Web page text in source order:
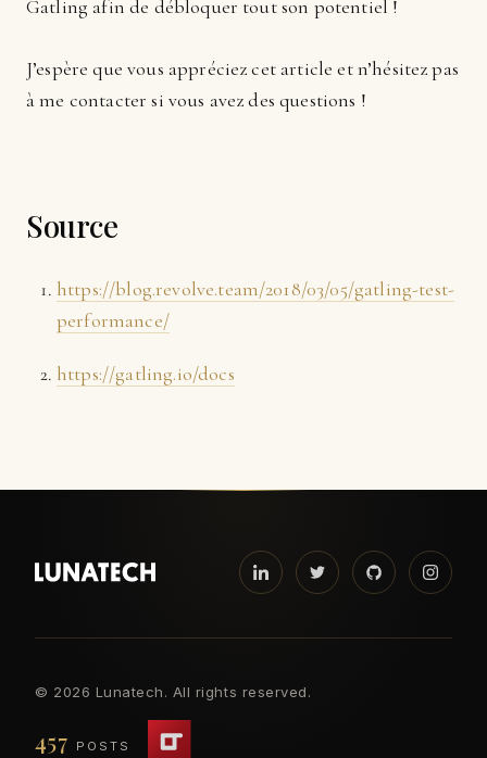
Gatling afin de débloquer tout son potentiel !
J’espère que vous appréciez cet article et n’hésitez pas
à me contacter si vous avez des questions !
Source
https://blog.revolve.team/2018/03/05/gatling-test-
performance/
https://gatling.io/docs
© 2026 Lunatech. All rights reserved.
457 POSTS